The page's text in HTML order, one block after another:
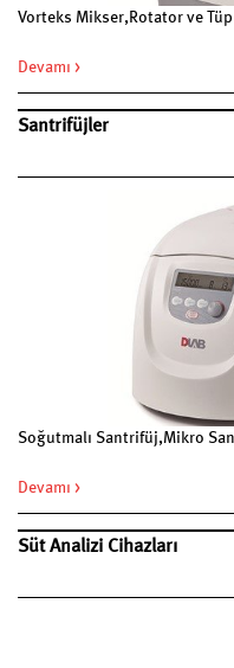
Vorteks Mikser,Rotator ve
Devamı >
Santrifüjler
Soğutmalı Santrifüj,Mikro
Devamı >
Süt Analizi Cihazları